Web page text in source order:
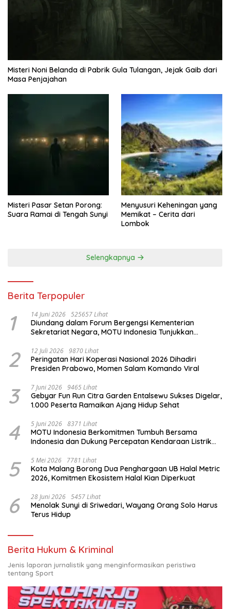
Misteri Noni Belanda di Pabrik Gula Tulangan, Jejak Gaib dari
Masa Penjajahan
Misteri Pasar Setan Porong:
Suara Ramai di Tengah Sunyi
Menyusuri Keheningan yang
Memikat – Cerita dari
Lombok
Selengkapnya
Berita Terpopuler
1 14 Juni 2026 525657 Lihat
Diundang dalam Forum Bergengsi Kementerian
Sekretariat Negara, MOTU Indonesia Tunjukkan
2 12 Juli 2026 9870 Lihat
Peringatan Hari Koperasi Nasional 2026 Dihadiri
Presiden Prabowo, Momen Salam Komando Viral
3 7 Juni 2026 9465 Lihat
Gebyar Fun Run Citra Garden Entalsewu Sukses Digelar,
1.000 Peserta Ramaikan Ajang Hidup Sehat
4 5 Juni 2026 8371 Lihat
MOTU Indonesia Berkomitmen Tumbuh Bersama
Indonesia dan Dukung Percepatan Kendaraan Listrik
5 5 Mei 2026 7781 Lihat
Kota Malang Borong Dua Penghargaan UB Halal Metric
2026, Komitmen Ekosistem Halal Kian Diperkuat
6 28 Juni 2026 5457 Lihat
Menolak Sunyi di Sriwedari, Wayang Orang Solo Harus
Terus Hidup
Berita Hukum & Kriminal
Jenis laporan jurnalistik yang menginformasikan peristiwa
tentang Sport